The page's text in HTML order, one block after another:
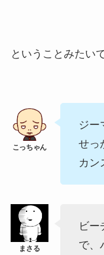
ということみたい
ジー
せっ
カン
ビー
で、